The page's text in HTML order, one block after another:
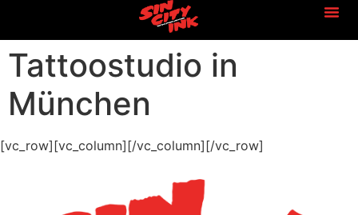
Tattoostudio in
München
[vc_row][vc_column][/vc_column][/vc_row]